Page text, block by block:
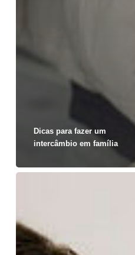
Dicas para fazer um
intercâmbio em família
intercambista:
como